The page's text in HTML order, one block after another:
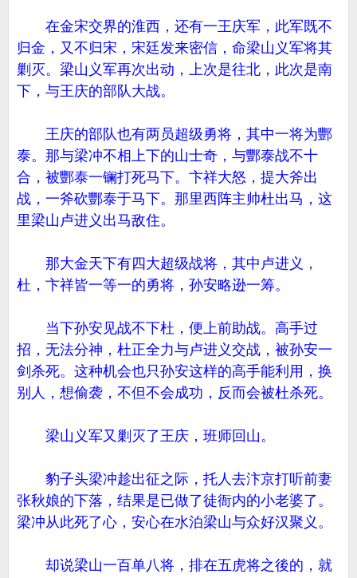
在金宋交界的淮西，还有一王庆军，此军既不
归金，又不归宋，宋廷发来密信，命梁山义军将其
剿灭。梁山义军再次出动，上次是往北，此次是南
下，与王庆的部队大战。
王庆的部队也有两员超级勇将，其中一将为酆
泰。那与梁冲不相上下的山士奇，与酆泰战不十
合，被酆泰一镧打死马下。卞祥大怒，提大斧出
战，一斧砍酆泰于马下。那里西阵主帅杜出马，这
里梁山卢进义出马敌住。
那大金天下有四大超级战将，其中卢进义，
杜，卞祥皆一等一的勇将，孙安略逊一筹。
当下孙安见战不下杜，便上前助战。高手过
招，无法分神，杜正全力与卢进义交战，被孙安一
剑杀死。这种机会也只孙安这样的高手能利用，换
别人，想偷袭，不但不会成功，反而会被杜杀死。
梁山义军又剿灭了王庆，班师回山。
豹子头梁冲趁出征之际，托人去汴京打听前妻
张秋娘的下落，结果是已做了徒衙内的小老婆了。
梁冲从此死了心，安心在水泊梁山与众好汉聚义。
却说梁山一百单八将，排在五虎将之後的，就